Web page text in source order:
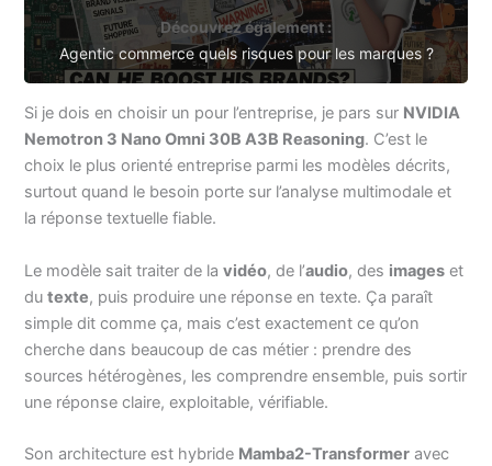
Découvrez également :
Agentic commerce quels risques pour les marques ?
Si je dois en choisir un pour l’entreprise, je pars sur NVIDIA
Nemotron 3 Nano Omni 30B A3B Reasoning. C’est le
choix le plus orienté entreprise parmi les modèles décrits,
surtout quand le besoin porte sur l’analyse multimodale et
la réponse textuelle fiable.
Le modèle sait traiter de lavidéo, de l’audio, des images et
dutexte, puis produire une réponse en texte. Ça paraît
simple dit comme ça, mais c’est exactement ce qu’on
cherche dans beaucoup de cas métier : prendre des
sources hétérogènes, les comprendre ensemble, puis sortir
une réponse claire, exploitable, vérifiable.
Son architecture est hybride Mamba2-Transformer avec